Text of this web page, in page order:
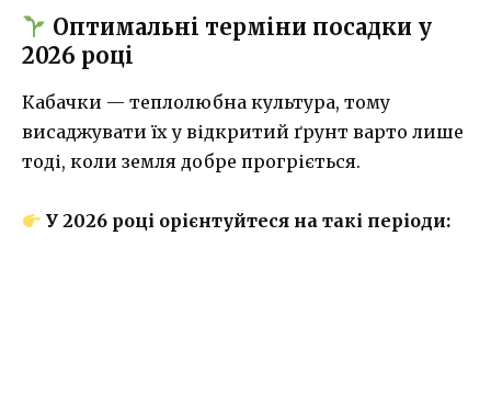
Оптимальні терміни посадки у
2026 році
Кабачки — теплолюбна культура, тому
висаджувати їх у відкритий ґрунт варто лише
тоді, коли земля добре прогріється.
У 2026 році орієнтуйтеся на такі періоди: